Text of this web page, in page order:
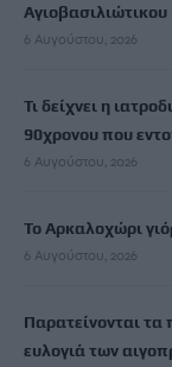
6 Αυγούστου, 2026
Τι δείχνει η
90χρονου που
6 Αυγούστου, 2026
Το Αρκαλοχώρι
6 Αυγούστου, 2026
Παρατείνονται τα
ευλογιά των